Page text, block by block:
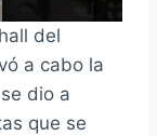
del
a cabo la
dio a
que se